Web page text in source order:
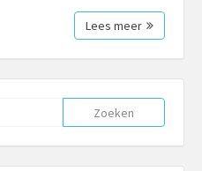
Lees meer
Zoeken
naar: